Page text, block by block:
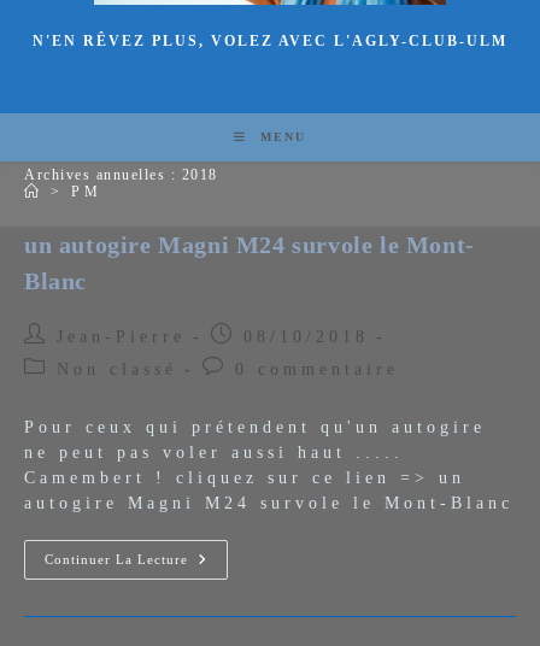
N'EN RÊVEZ PLUS, VOLEZ AVEC L'AGLY-CLUB-ULM
MENU
Archives annuelles : 2018
>
PM
un autogire Magni M24 survole le Mont-
Blanc
Auteur/autrice
de
Jean-Pierre
Publication
publiée :
08/10/2018
PostNon classé
Commentaires
la
publication :
0 commentaire
Pour ceux qui prétendent qu'un autogire
ne peut pas voler aussi haut .....
Camembert ! cliquez sur ce lien => un
autogire Magni M24 survole le Mont-Blanc
Continuer La Lecture
Un
Autogire